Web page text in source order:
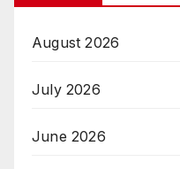
August 2026
July 2026
June 2026